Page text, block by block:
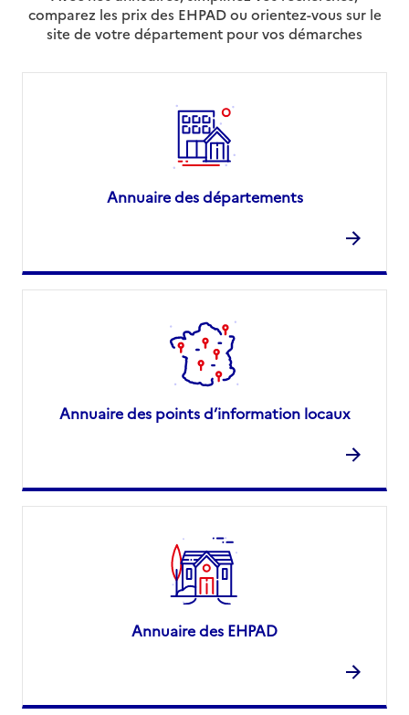
comparez les prix des EHPAD ou orientez-vous sur le
site de votre département pour vos démarches
Annuaire des départements
Annuaire des points d’information locaux
Annuaire des EHPAD